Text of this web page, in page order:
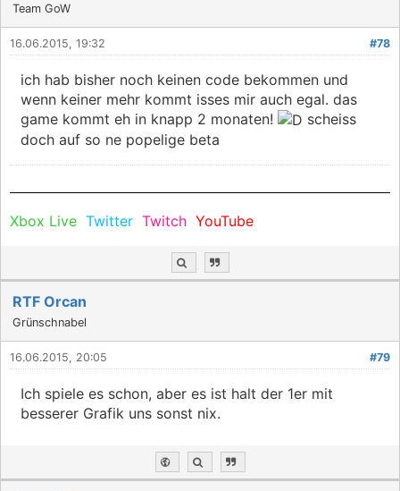
Team GoW
#78
16.06.2015, 19:32
ich hab bisher noch keinen code bekommen und
wenn keiner mehr kommt isses mir auch egal. das
game kommt eh in knapp 2 monaten!
scheiss
doch auf so ne popelige beta
Xbox Live Twitter Twitch YouTube
RTF Orcan
Grünschnabel
#79
16.06.2015, 20:05
Ich spiele es schon, aber es ist halt der 1er mit
besserer Grafik uns sonst nix.